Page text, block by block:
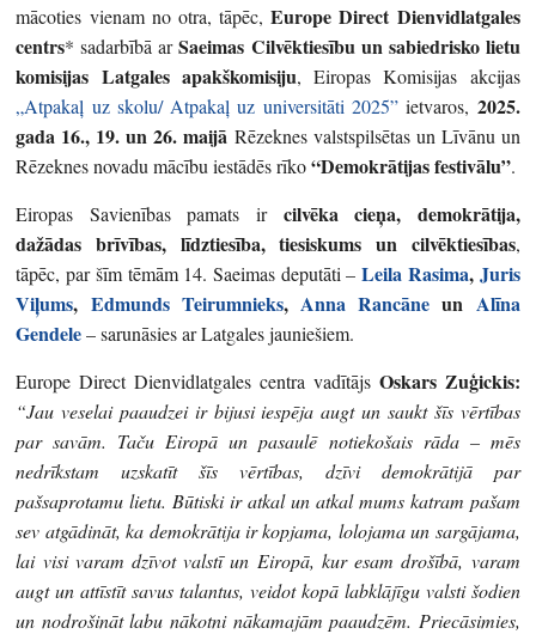
mācoties vienam no otra, tāpēc,Europe Direct Dienvidlatgales
centrs* sadarbībā arSaeimas Cilvēktiesību un sabiedrisko lietu
komisijas Latgales apakškomisiju, Eiropas Komisijas akcijas
„Atpakaļ uz skolu/ Atpakaļ uz universitāti 2025” ietvaros, 2025.
gada 16., 19. un 26. maijā Rēzeknes valstspilsētas un Līvānu un
Rēzeknes novadu mācību iestādēs rīko“Demokrātijas festivālu”.
Eiropas Savienības pamats ir cilvēka cieņa, demokrātija,
dažādas brīvības, līdztiesība, tiesiskums un cilvēktiesības,
tāpēc, par šīm tēmām 14. Saeimas deputāti – Leila Rasima, Juris
Viļums, Edmunds Teirumnieks, Anna Rancāne un Alīna
Gendele– sarunāsies ar Latgales jauniešiem.
Europe Direct Dienvidlatgales centra vadītājsOskars Zuģickis:
“Jau veselai paaudzei ir bijusi iespēja augt un saukt šīs vērtības
par savām. Taču Eiropā un pasaulē notiekošais rāda – mēs
nedrīkstam uzskatīt šīs vērtības, dzīvi demokrātijā par
pašsaprotamu lietu. Būtiski ir atkal un atkal mums katram pašam
sev atgādināt, ka demokrātija ir kopjama, lolojama un sargājama,
lai visi varam dzīvot valstī un Eiropā, kur esam drošībā, varam
augt un attīstīt savus talantus, veidot kopā labklājīgu valsti šodien
un nodrošināt labu nākotni nākamajām paaudzēm. Priecāsimies,